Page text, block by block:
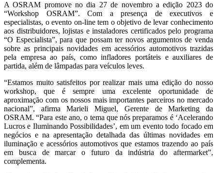
A OSRAM promove no dia 27 de novembro a edição 2023 do
“Workshop OSRAM”. Com a presença de executivos e
especialistas, o evento on-line tem o objetivo de levar conhecimento
aos distribuidores, lojistas e instaladores certificados pelo programa
“O Especialista”, para que possam ter novos argumentos de venda
sobre as principais novidades em acessórios automotivos trazidas
pela empresa ao país, como infladores portáteis e auxiliares de
partida, além de lâmpadas para veículos leves.
“Estamos muito satisfeitos por realizar mais uma edição do nosso
workshop, que é sempre uma excelente oportunidade de
aproximação com os nossos mais importantes parceiros no mercado
nacional”, afirma Marieli Miguel, Gerente de Marketing da
OSRAM. “Para este ano, o tema que nós preparamos é ‘Acelerando
Lucros e Iluminando Possibilidades’, em um evento todo focado em
negócios e na apresentação detalhada das últimas novidades em
iluminação e acessórios automotivos que estamos trazendo ao país
em busca de marcar o futuro da indústria do aftermarket”,
complementa.